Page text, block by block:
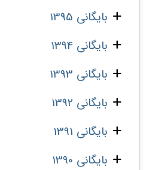
بایگانی 1395
بایگانی 1394
بایگانی 1393
بایگانی 1392
بایگانی 1391
بایگانی 1390